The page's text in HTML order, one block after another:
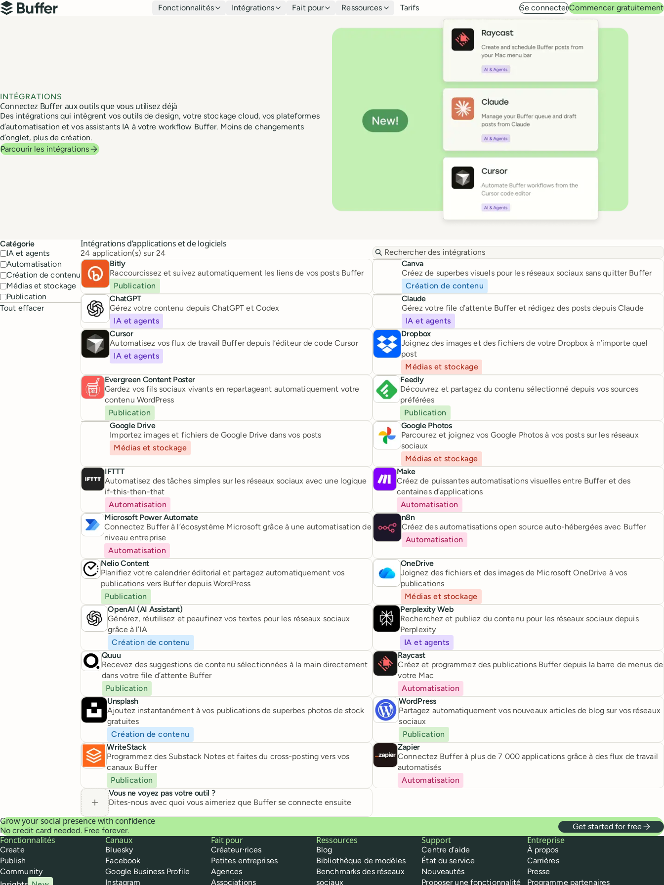
Navigation principale
Buffer
Fonctionnalités Intégrations Fait pour Ressources Tarifs Se connecterCommencer gratuitement
INTÉGRATIONS
Connectez Buffer aux outils que vous utilisez déjà
Des intégrations qui intègrent vos outils de design, votre stockage cloud, vos plateformes
d’automatisation et vos assistants IA à votre workflow Buffer. Moins de changements
d’onglet, plus de création.
Parcourir les intégrations
Intégrations d’applications et de logiciels
24 application(s) sur 24 Rechercher des intégrations
Catégorie
IA et agents
Automatisation
Création de contenu
Médias et stockage
Publication
Tout effacer
Bitly
Raccourcissez et suivez automatiquement les liens de vos posts Buffer
Publication
Canva
Créez de superbes visuels pour les réseaux sociaux sans quitter Buffer
Création de contenu
ChatGPT
Gérez votre contenu depuis ChatGPT et Codex
IA et agents
Claude
Gérez votre file d’attente Buffer et rédigez des posts depuis Claude
IA et agents
Cursor
Automatisez vos flux de travail Buffer depuis l’éditeur de code Cursor
IA et agents
Dropbox
Joignez des images et des fichiers de votre Dropbox à n’importe quel
post
Médias et stockage
Evergreen Content Poster
Gardez vos fils sociaux vivants en repartageant automatiquement votre
contenu WordPress
Publication
Feedly
Découvrez et partagez du contenu sélectionné depuis vos sources
préférées
Publication
Google Drive
Importez images et fichiers de Google Drive dans vos posts
Médias et stockage
Google Photos
Parcourez et joignez vos Google Photos à vos posts sur les réseaux
sociaux
Médias et stockage
IFTTT
Automatisez des tâches simples sur les réseaux sociaux avec une logique
if-this-then-that
Automatisation
Make
Créez de puissantes automatisations visuelles entre Buffer et des
centaines d’applications
Automatisation
Microsoft Power Automate
Connectez Buffer à l’écosystème Microsoft grâce à une automatisation de
niveau entreprise
Automatisation
n8n
Créez des automatisations open source auto-hébergées avec Buffer
Automatisation
Nelio Content
Planifiez votre calendrier éditorial et partagez automatiquement vos
publications vers Buffer depuis WordPress
Publication
OneDrive
Joignez des fichiers et des images de Microsoft OneDrive à vos
publications
Médias et stockage
OpenAI (AI Assistant)
Générez, réutilisez et peaufinez vos textes pour les réseaux sociaux
grâce à l’IA
Création de contenu
Perplexity Web
Recherchez et publiez du contenu pour les réseaux sociaux depuis
Perplexity
IA et agents
Quuu
Recevez des suggestions de contenu sélectionnées à la main directement
dans votre file d’attente Buffer
Publication
Raycast
Créez et programmez des publications Buffer depuis la barre de menus de
votre Mac
Automatisation
Unsplash
Ajoutez instantanément à vos publications de superbes photos de stock
gratuites
Création de contenu
WordPress
Partagez automatiquement vos nouveaux articles de blog sur vos réseaux
sociaux
Publication
WriteStack
Programmez des Substack Notes et faites du cross-posting vers vos
canaux Buffer
Publication
Zapier
Connectez Buffer à plus de 7 000 applications grâce à des flux de travail
automatisés
Automatisation
Vous ne voyez pas votre outil ?
Dites-nous avec quoi vous aimeriez que Buffer se connecte ensuite
Grow your social presence with confidence
No credit card needed. Free forever. Get started for free
Buffer
Fonctionnalités
Create
Publish
Community
Canaux
Bluesky
Facebook
Google Business Profile
Instagram
Fait pour
Créateur·rices
Petites entreprises
Agences
Associations
Ressources
Blog
Bibliothèque de modèles
Benchmarks des réseaux
sociaux
Support
Centre d’aide
État du service
Nouveautés
Proposer une fonctionnalité
Entreprise
À propos
Carrières
Presse
Programme partenaires